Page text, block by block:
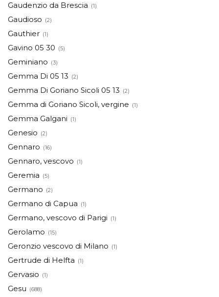
Gaudenzio da Brescia (1)
Gaudioso (2)
Gauthier (1)
Gavino 05 30 (5)
Geminiano (3)
Gemma Di 05 13 (2)
Gemma Di Goriano Sicoli 05 13 (2)
Gemma di Goriano Sicoli, vergine (1)
Gemma Galgani (1)
Genesio (2)
Gennaro (16)
Gennaro, vescovo (1)
Geremia (5)
Germano (2)
Germano di Capua (1)
Germano, vescovo di Parigi (1)
Gerolamo (15)
Geronzio vescovo di Milano (1)
Gertrude di Helfta (1)
Gervasio (1)
Gesu (688)